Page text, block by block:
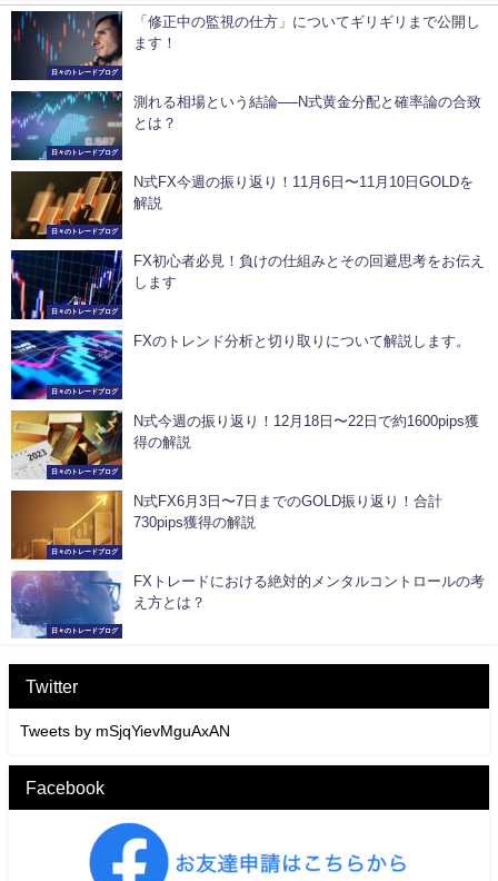
日々のトレードブログ
「修正中の監視の仕方」についてギリギリまで公開し
ます！
日々のトレードブログ
測れる相場という結論──N式黄金分配と確率論の合致
とは？
日々のトレードブログ
N式FX今週の振り返り！11月6日〜11月10日GOLDを
解説
日々のトレードブログ
FX初心者必見！負けの仕組みとその回避思考をお伝え
します
日々のトレードブログ
FXのトレンド分析と切り取りについて解説します。
日々のトレードブログ
N式今週の振り返り！12月18日〜22日で約1600pips獲
得の解説
日々のトレードブログ
N式FX6月3日〜7日までのGOLD振り返り！合計
730pips獲得の解説
日々のトレードブログ
FXトレードにおける絶対的メンタルコントロールの考
え方とは？
Twitter
Tweets by mSjqYievMguAxAN
Facebook